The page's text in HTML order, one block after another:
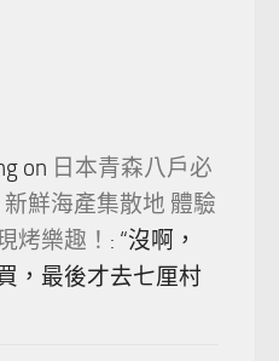
on 日本青森八戶必
鮮海產集散地 體驗
烤樂趣！ : “沒啊，
，最後才去七厘村